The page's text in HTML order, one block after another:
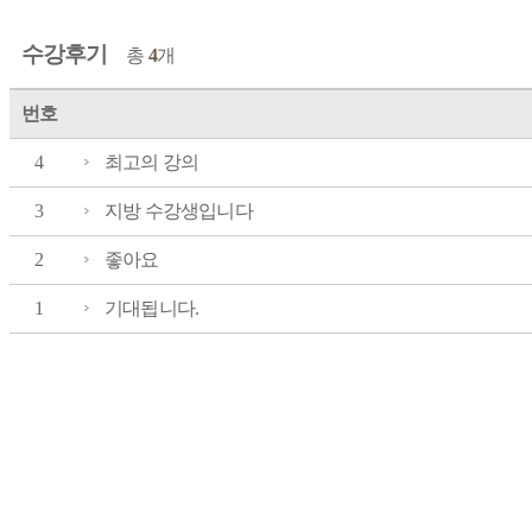
수강후기 총 4개
번호
4 최고의 강의
3 지방 수강생입니다
2 좋아요
1 기대됩니다.